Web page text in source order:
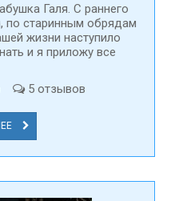
Галя. С раннего
по старинным обрядам
жизни наступило
и я приложу все
5 отзывов